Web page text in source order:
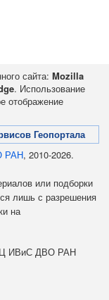
сайта: Mozilla
. Использование
отображение
Геопортала
РАН, 2010-2026.
или подборки
лишь с разрешения
на
ИВиС ДВО РАН